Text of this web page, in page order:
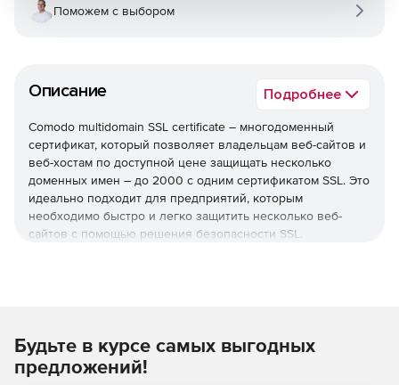
Описание Подробнее
Comodo multidomain SSL certificate – многодоменный
сертификат, который позволяет владельцам веб-сайтов и
веб-хостам по доступной цене защищать несколько
доменных имен – до 2000 с одним сертификатом SSL. Это
идеально подходит для предприятий, которым
необходимо быстро и легко защитить несколько веб-
сайтов с помощью решения безопасности SSL.
Защита нескольких доменных имен.
Поможем с выбором
Будьте в курсе самых выгодных
предложений!